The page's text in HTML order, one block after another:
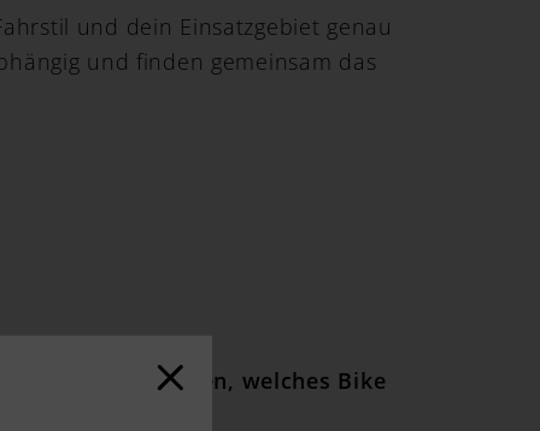
und dein Einsatzgebiet genau
und finden gemeinsam das
herauszufinden, welches Bike
bei: